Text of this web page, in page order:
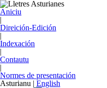
Aniciu
|
Direición-Edición
|
Indexación
|
Contautu
|
Normes de presentación
Asturianu | English